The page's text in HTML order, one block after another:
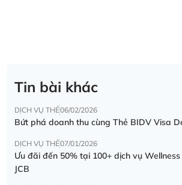
Tin bài khác
DỊCH VỤ THẺ06/02/2026
Bứt phá doanh thu cùng Thẻ BIDV Visa
DỊCH VỤ THẺ07/01/2026
Ưu đãi đến 50% tại 100+ dịch vụ
JCB